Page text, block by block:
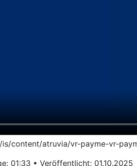
is/content/atruvia/vr-payme-vr-
01:33 • Veröffentlicht: 01.10.2025